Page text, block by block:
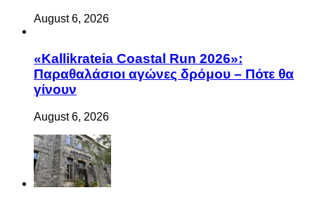
August 6, 2026
«Kallikrateia Coastal Run 2026»:
Παραθαλάσιοι αγώνες δρόμου – Πότε θα
γίνουν
August 6, 2026